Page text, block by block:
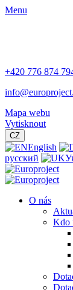
Menu
+420 776 874
Mapa webu
Vytisknout
CZ
English
русский
O nás
Kdo